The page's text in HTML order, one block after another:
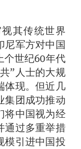
其传统世界
尼军方对中国
世纪60年代
”人士的大规
体现。但近几
集团成功推动
将中国视为经
通过多重举措
模引进中国投